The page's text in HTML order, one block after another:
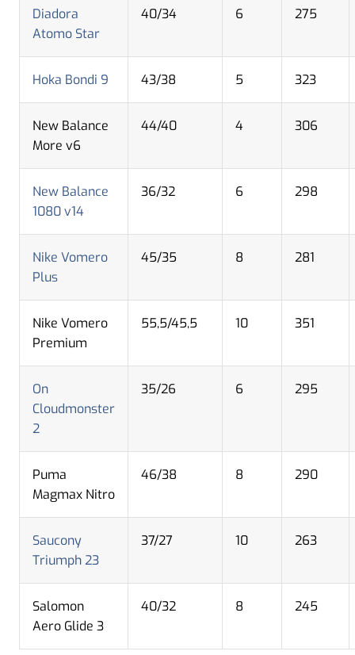
Diadora
Atomo Star
40/34 6 275
Hoka Bondi 9 43/38 5 323
New Balance
More v6
44/40 4 306
New Balance
1080 v14
36/32 6 298
Nike Vomero
Plus
45/35 8 281
Nike Vomero
Premium
55,5/45,5 10 351
On
Cloudmonster
2
35/26 6 295
Puma
Magmax Nitro
46/38 8 290
Saucony
Triumph 23
37/27 10 263
Salomon
Aero Glide 3
40/32 8 245